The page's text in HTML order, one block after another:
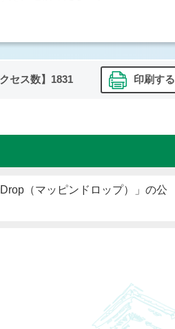
セス数】 1831 印刷する
（マッピンドロップ）」の公